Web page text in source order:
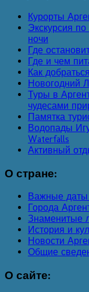
Курорты
Экскурсия
ночи
Где
Где и чем
Как добраться
Новогодний
Туры в
чудесами
Памятка
Водопады
Waterfalls
Активный
О стране:
Важные даты
Города
Знаменитые
История и
Новости
Общие
О сайте: